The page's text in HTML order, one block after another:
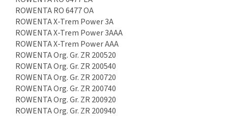
ROWENTA RO 6477 OA
ROWENTA X-Trem Power 3A
ROWENTA X-Trem Power 3AAA
ROWENTA X-Trem Power AAA
ROWENTA Org. Gr. ZR 200520
ROWENTA Org. Gr. ZR 200540
ROWENTA Org. Gr. ZR 200720
ROWENTA Org. Gr. ZR 200740
ROWENTA Org. Gr. ZR 200920
ROWENTA Org. Gr. ZR 200940